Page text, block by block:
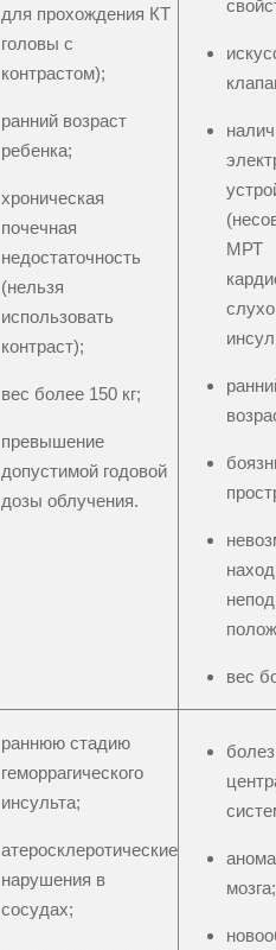
для прохождения КТ
головы с
контрастом);
ранний возраст
ребенка;
хроническая
почечная
недостаточность
(нельзя
использовать
контраст);
вес более 150 кг;
превышение
допустимой годовой
дозы облучения.
МРТ
вес
раннюю стадию
геморрагического
инсульта;
атеросклеротические
нарушения в
сосудах;
мозга;